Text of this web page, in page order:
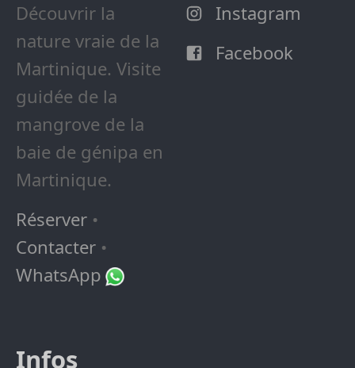
Découvrir la
nature vraie de la
Martinique. Visite
guidée de la
mangrove de la
baie de génipa en
Martinique.
Réserver •
Contacter •
WhatsApp
Instagram
Facebook
Infos